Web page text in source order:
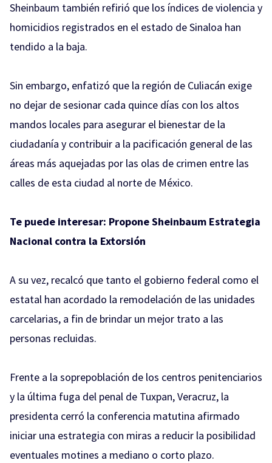
Sheinbaum también refirió que los índices de violencia y
homicidios registrados en el estado de Sinaloa han
tendido a la baja.
Sin embargo, enfatizó que la región de Culiacán exige
no dejar de sesionar cada quince días con los altos
mandos locales para asegurar el bienestar de la
ciudadanía y contribuir a la pacificación general de las
áreas más aquejadas por las olas de crimen entre las
calles de esta ciudad al norte de México.
Te puede interesar: Propone Sheinbaum Estrategia
Nacional contra la Extorsión
A su vez, recalcó que tanto el gobierno federal como el
estatal han acordado la remodelación de las unidades
carcelarias, a fin de brindar un mejor trato a las
personas recluidas.
Frente a la soprepoblación de los centros penitenciarios
y la última fuga del penal de Tuxpan, Veracruz, la
presidenta cerró la conferencia matutina afirmado
iniciar una estrategia con miras a reducir la posibilidad
eventuales motines a mediano o corto plazo.